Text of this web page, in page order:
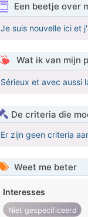
Een beetje over
Je suis nouvelle ici et
Wat ik van mijn
Sérieux et avec aussi
De criteria die
Er zijn geen criteria
Weet me beter
Interesses
Niet gespecificeerd